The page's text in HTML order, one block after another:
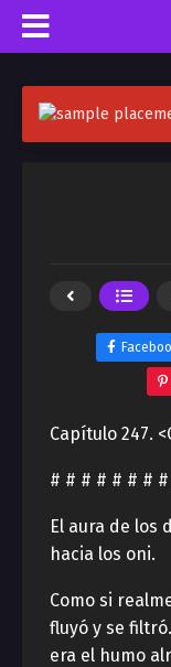
Capítulo 247.
# # # # # # #
El aura de los
hacia los oni.
Como si
fluyó y se
era el humo